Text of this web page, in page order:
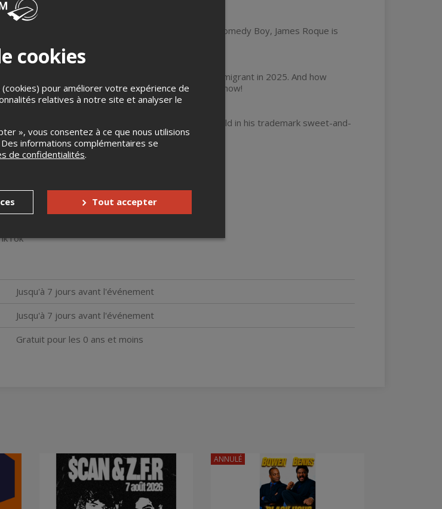
feeds, now it's time to see him live! The Kiwi-Pinoy Comedy Boy, James Roque is
as part of the 2025 Legal Alien Tour.
has been reflecting on what it means to be an immigrant in 2025. And how
like a...Legal Alien. Oh snap, that's the title of the show!
stories about his life as a Filipino migrant, all told in his trademark sweet-and-
Fringe 2024
Jusqu'à 7 jours avant l'événement
Jusqu'à 7 jours avant l'événement
Gratuit pour les 0 ans et moins
ANNULÉ
cookies
pour améliorer votre expérience de
relatives à notre site et analyser le
», vous consentez à ce que nous utilisions
informations complémentaires se
de confidentialités.
Tout accepter